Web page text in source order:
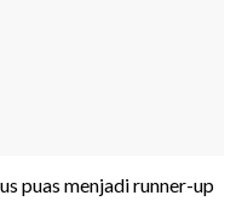
puas menjadi runner-up